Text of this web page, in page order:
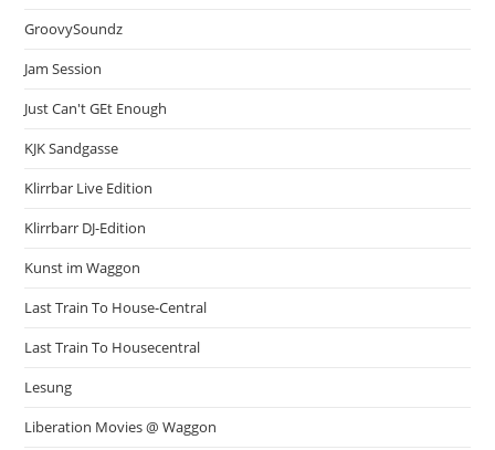
GroovySoundz
Jam Session
Just Can't GEt Enough
KJK Sandgasse
Klirrbar Live Edition
Klirrbarr DJ-Edition
Kunst im Waggon
Last Train To House-Central
Last Train To Housecentral
Lesung
Liberation Movies @ Waggon